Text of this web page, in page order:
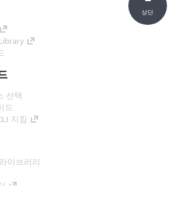
선택
드
지침
이브러리
상단